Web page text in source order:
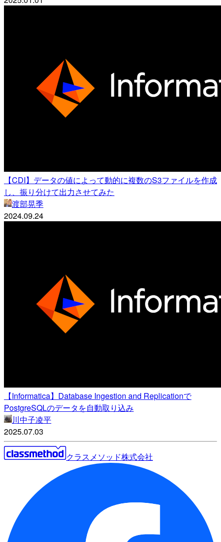
【CDI】データの値によって動的に複数のS3ファイルを作成
し、振り分けて出力させてみた
渡部晃季
2024.09.24
【Informatica】Database Ingestion and Replicationで
PostgreSQLのデータを自動取り込み
川中子凌平
2025.07.03
クラスメソッド株式会社